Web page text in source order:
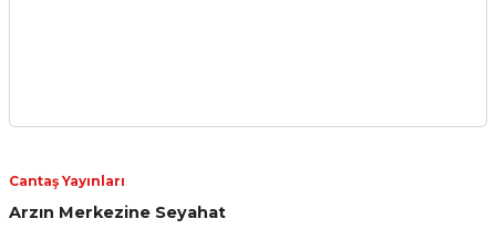
Cantaş Yayınları
Arzın Merkezine Seyahat